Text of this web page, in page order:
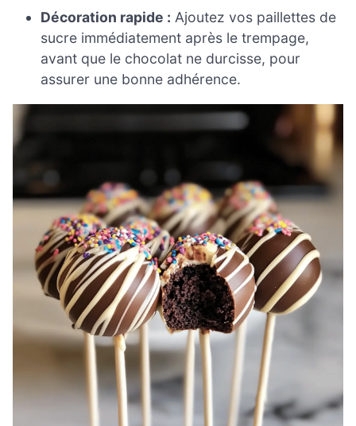
Décoration rapide : Ajoutez vos paillettes de
sucre immédiatement après le trempage,
avant que le chocolat ne durcisse, pour
assurer une bonne adhérence.